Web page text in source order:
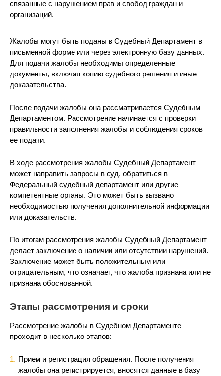
связанные с нарушением прав и свобод граждан и
организаций.
Жалобы могут быть поданы в Судебный Департамент в
письменной форме или через электронную базу данных.
Для подачи жалобы необходимы определенные
документы, включая копию судебного решения и иные
доказательства.
После подачи жалобы она рассматривается Судебным
Департаментом. Рассмотрение начинается с проверки
правильности заполнения жалобы и соблюдения сроков
ее подачи.
В ходе рассмотрения жалобы Судебный Департамент
может направить запросы в суд, обратиться в
Федеральный судебный департамент или другие
компетентные органы. Это может быть вызвано
необходимостью получения дополнительной информации
или доказательств.
По итогам рассмотрения жалобы Судебный Департамент
делает заключение о наличии или отсутствии нарушений.
Заключение может быть положительным или
отрицательным, что означает, что жалоба признана или не
признана обоснованной.
Этапы рассмотрения и сроки
Рассмотрение жалобы в Судебном Департаменте
проходит в несколько этапов:
Прием и регистрация обращения. После получения
жалобы она регистрируется, вносятся данные в базу